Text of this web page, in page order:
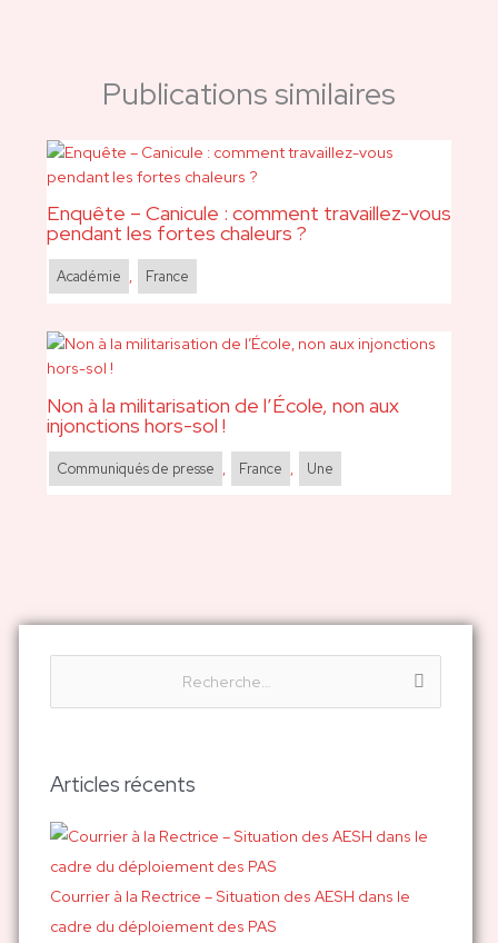
e
h
r
c
h
e
Articles récents
Courrier à la Rectrice – Situation des AESH dans le
cadre du déploiement des PAS
Publications similaires
Enquête – Canicule : comment travaillez-vous
pendant les fortes chaleurs ?
Académie , France
Non à la militarisation de l’École, non aux
injonctions hors-sol !
Communiqués de presse , France , Une